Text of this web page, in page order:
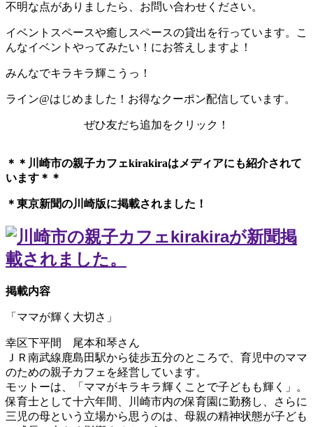
不明な点がありましたら、お問い合わせください。
イベントスペースや癒しスペースの貸出を行っています。こ
んなイベントやってみたい！にお答えしますよ！
みんなでキラキラ輝こうっ！
ライン@はじめました！お得なクーポン配信しています。
ぜひ友だち追加をクリック！
＊＊川崎市の親子カフェkirakiraは メディアにも紹介されて
います＊＊
＊東京新聞の川崎版に掲載されました！
掲載内容
「ママが輝く大切さ」
幸区下平間 尾本和琴さん
ＪＲ南武線鹿島田駅から徒歩五分のところで、育児中のママ
のための親子カフェを経営しています。
モットーは、「ママがキラキラ輝くことで子どもも輝く」。
保育士として十六年間、川崎市内の保育園に勤務し、さらに
三児の母という立場から思うのは、母親の精神状態が子ども